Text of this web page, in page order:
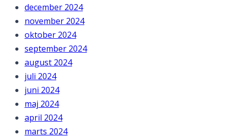
december 2024
november 2024
oktober 2024
september 2024
august 2024
juli 2024
juni 2024
maj 2024
april 2024
marts 2024